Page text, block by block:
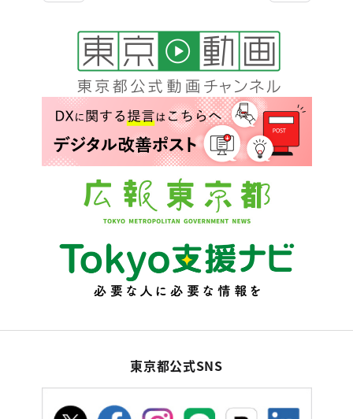
東京都公式SNS